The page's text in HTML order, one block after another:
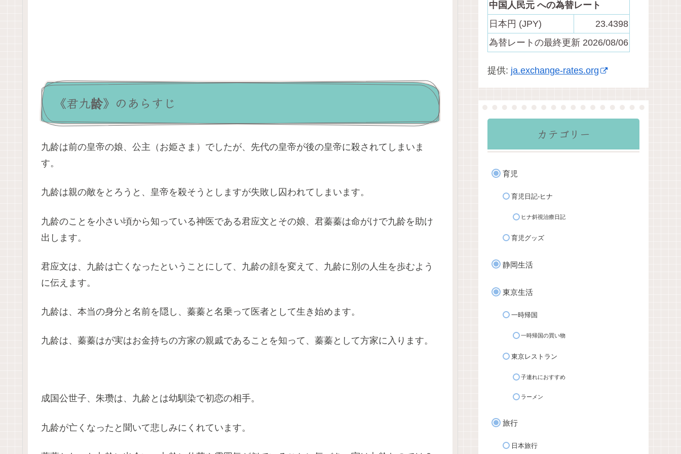
《君九龄》のあらすじ
九龄は前の皇帝の娘、公主（お姫さま）でしたが、先代の皇帝が後の皇帝に殺されてしまいま
す。
九龄は親の敵をとろうと、皇帝を殺そうとしますが失敗し囚われてしまいます。
九龄のことを小さい頃から知っている神医である君应文とその娘、君蓁蓁は命がけで九龄を助け
出します。
君应文は、九龄は亡くなったということにして、九龄の顔を変えて、九龄に別の人生を歩むよう
に伝えます。
九龄は、本当の身分と名前を隠し、蓁蓁と名乗って医者として生き始めます。
九龄は、蓁蓁はが実はお金持ちの方家の親戚であることを知って、蓁蓁として方家に入ります。
成国公世子、朱瓒は、九龄とは幼馴染で初恋の相手。
九龄が亡くなったと聞いて悲しみにくれています。
中国人民元 への為替レート
日本円 (JPY)
23.4398
為替レートの最終更新 2026/08/06
提供: ja.exchange-rates.org
カテゴリー
育児
育児日記-ヒナ
ヒナ斜視治療日記
育児グッズ
静岡生活
東京生活
一時帰国
一時帰国の買い物
東京レストラン
子連れにおすすめ
ラーメン
旅行
日本旅行